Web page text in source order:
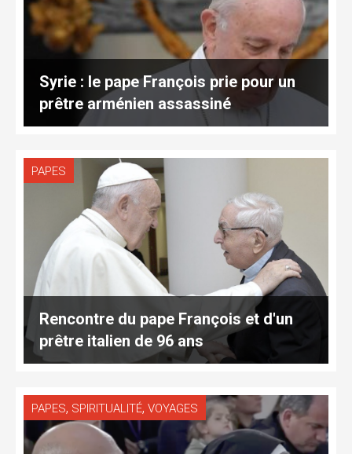
Syrie : le pape François prie pour un
prêtre arménien assassiné
PAPES
Rencontre du pape François et d'un
prêtre italien de 96 ans
PAPES, SPIRITUALITÉ, VOYAGES